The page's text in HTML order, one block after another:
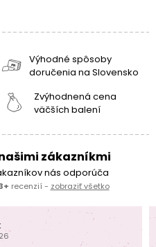
Výhodné spôsoby
doručenia na Slovensko
Zvýhodnená cena
väčších balení
zákazníkmi
nás odporúča
recenzií - zobraziť všetko